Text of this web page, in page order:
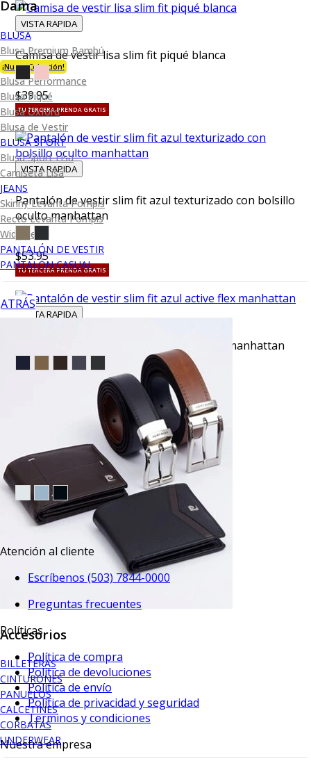
Dama
BLUSA
Blusa Premium Bambú
¡Nueva Colección!
Blusa Performance
Blusa Piqué
Blusa Oxford
Blusa de Vestir
BLUSA SPORT
Blusa Sport Lisa
Camiseta Lisa
JEANS
Skinny Levanta Pompis
Recto Levanta Pompis
Wide Leg
PANTALÓN DE VESTIR
PANTALÓN CASUAL
ATRÁS
Accesorios
BILLETERAS
CINTURONES
PAÑUELOS
CALCETINES
CORBATAS
UNDERWEAR
VISTA RAPIDA
Camisa de vestir lisa slim fit piqué blanca
$39.95
TU TERCERA PRENDA GRATIS
VISTA RAPIDA
Pantalón de vestir slim fit azul texturizado con bolsillo
oculto manhattan
$53.95
TU TERCERA PRENDA GRATIS
VISTA RAPIDA
Pantalón de vestir slim fit azul active flex manhattan
TU TERCERA PRENDA GRATIS
VISTA RAPIDA
Calzoncillo para caballero en color azul
$9.50
TU TERCERA PRENDA GRATIS
Atención al cliente
Escríbenos (503) 7844-0000
Preguntas frecuentes
Políticas
Política de compra
Política de devoluciones
Política de envío
Política de privacidad y seguridad
Terminos y condiciones
Nuestra empresa